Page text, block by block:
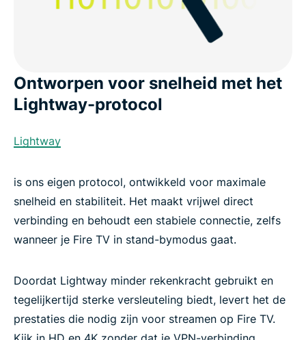
Ontworpen voor snelheid met het
Lightway-protocol
Lightway
is ons eigen protocol, ontwikkeld voor maximale
snelheid en stabiliteit. Het maakt vrijwel direct
verbinding en behoudt een stabiele connectie, zelfs
wanneer je Fire TV in stand-bymodus gaat.
Doordat Lightway minder rekenkracht gebruikt en
tegelijkertijd sterke versleuteling biedt, levert het de
prestaties die nodig zijn voor streamen op Fire TV.